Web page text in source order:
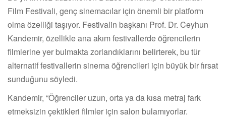
Film Festivali, genç sinemacılar için önemli bir platform
olma özelliği taşıyor. Festivalin başkanı Prof. Dr. Ceyhun
Kandemir, özellikle ana akım festivallerde öğrencilerin
filmlerine yer bulmakta zorlandıklarını belirterek, bu tür
alternatif festivallerin sinema öğrencileri için büyük bir fırsat
sunduğunu söyledi.
Kandemir, “Öğrenciler uzun, orta ya da kısa metraj fark
etmeksizin çektikleri filmler için salon bulamıyorlar.